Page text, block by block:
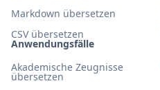
Anwendungsfälle
Akademische Zeugnisse
übersetzen
Markdown übersetzen
CSV übersetzen